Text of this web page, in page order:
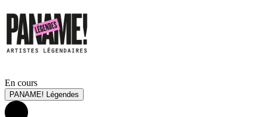
En cours
PANAME! Légendes